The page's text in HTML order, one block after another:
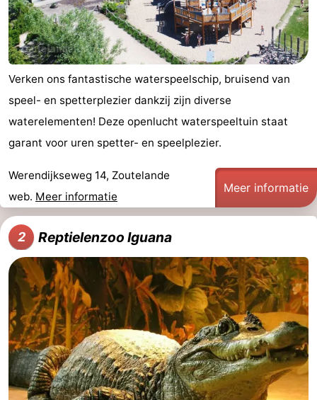
Binnenspeeltuinen
-
Bowlen
Wellness
&
Natuur
-
Zwembaden
-
Fietsen
-
Wandelen
-
Paardrijden
-
Golfbanen
-
Delta-
Eten
Verken ons fantastische waterspeelschip, bruisend van
speel- en spetterplezier dankzij zijn diverse
waterelementen! Deze openlucht waterspeeltuin staat
garant voor uren spetter- en speelplezier.
Werendijkseweg 14, Zoutelande
web. Meer informatie
Meer informatie
2 Reptielenzoo Iguana